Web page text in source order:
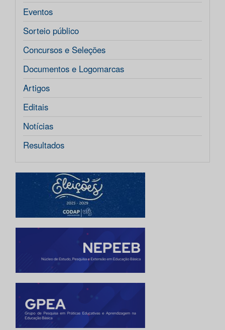
Eventos
Sorteio público
Concursos e Seleções
Documentos e Logomarcas
Artigos
Editais
Notícias
Resultados